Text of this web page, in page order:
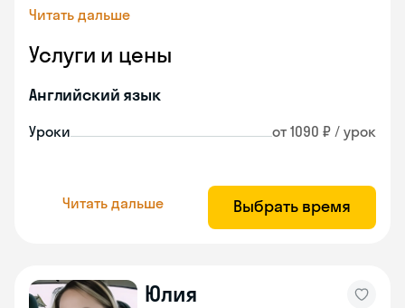
Читать дальше
Услуги и цены
Английский язык
Уроки от 1090 ₽ / урок
Читать дальше Выбрать время
Юлия